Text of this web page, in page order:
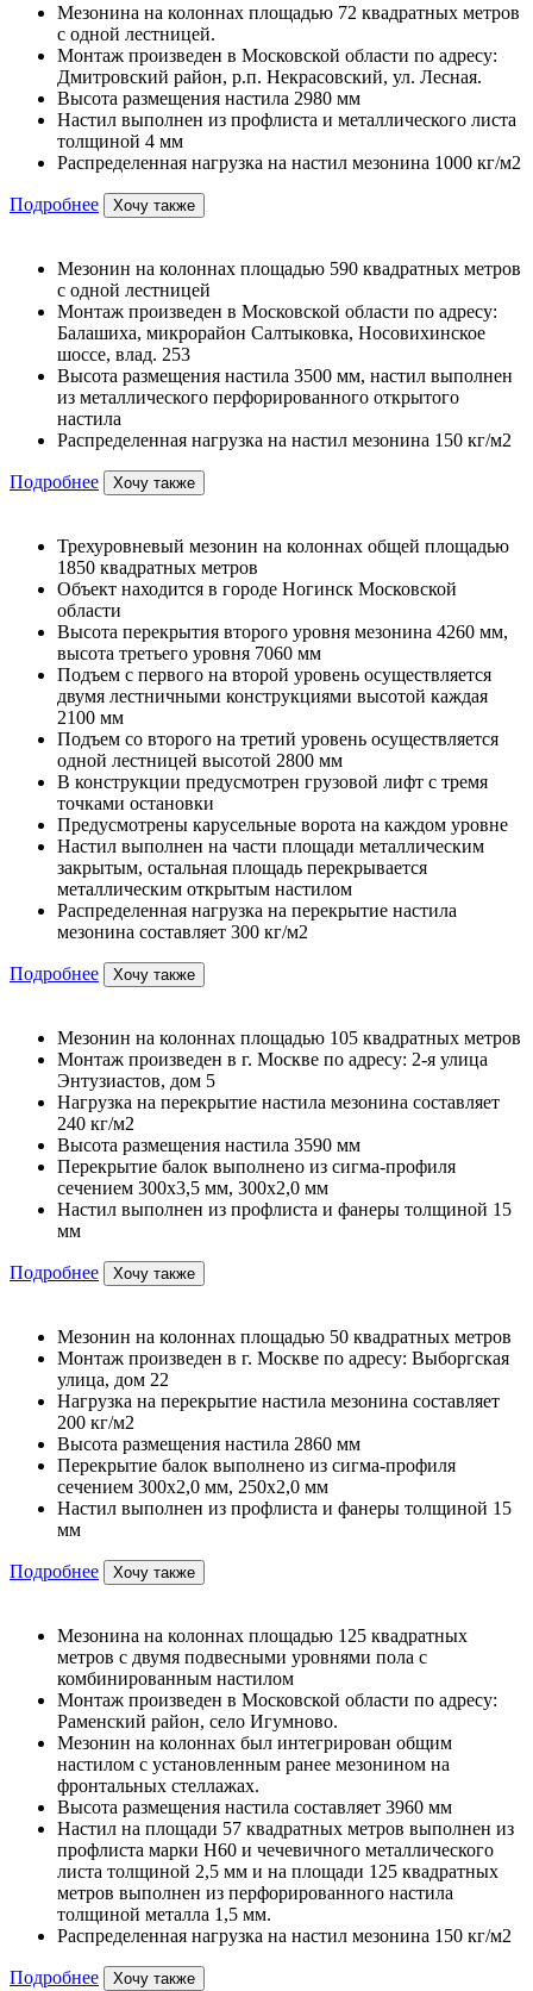
Мезонина на колоннах площадью 72 квадратных метров
с одной лестницей.
Монтаж произведен в Московской области по адресу:
Дмитровский район, р.п. Некрасовский, ул. Лесная.
Высота размещения настила 2980 мм
Настил выполнен из профлиста и металлического листа
толщиной 4 мм
Распределенная нагрузка на настил мезонина 1000 кг/м2
Подробнее Хочу также
Мезонин на колоннах площадью 590 квадратных метров
с одной лестницей
Монтаж произведен в Московской области по адресу:
Балашиха, микрорайон Салтыковка, Носовихинское
шоссе, влад. 253
Высота размещения настила 3500 мм, настил выполнен
из металлического перфорированного открытого
настила
Распределенная нагрузка на настил мезонина 150 кг/м2
Подробнее Хочу также
Трехуровневый мезонин на колоннах общей площадью
1850 квадратных метров
Объект находится в городе Ногинск Московской
области
Высота перекрытия второго уровня мезонина 4260 мм,
высота третьего уровня 7060 мм
Подъем с первого на второй уровень осуществляется
двумя лестничными конструкциями высотой каждая
2100 мм
Подъем со второго на третий уровень осуществляется
одной лестницей высотой 2800 мм
В конструкции предусмотрен грузовой лифт с тремя
точками остановки
Предусмотрены карусельные ворота на каждом уровне
Настил выполнен на части площади металлическим
закрытым, остальная площадь перекрывается
металлическим открытым настилом
Распределенная нагрузка на перекрытие настила
мезонина составляет 300 кг/м2
Подробнее Хочу также
Мезонин на колоннах площадью 105 квадратных метров
Монтаж произведен в г. Москве по адресу: 2-я улица
Энтузиастов, дом 5
Нагрузка на перекрытие настила мезонина составляет
240 кг/м2
Высота размещения настила 3590 мм
Перекрытие балок выполнено из сигма-профиля
сечением 300х3,5 мм, 300х2,0 мм
Настил выполнен из профлиста и фанеры толщиной 15
мм
Подробнее Хочу также
Мезонин на колоннах площадью 50 квадратных метров
Монтаж произведен в г. Москве по адресу: Выборгская
улица, дом 22
Нагрузка на перекрытие настила мезонина составляет
200 кг/м2
Высота размещения настила 2860 мм
Перекрытие балок выполнено из сигма-профиля
сечением 300х2,0 мм, 250х2,0 мм
Настил выполнен из профлиста и фанеры толщиной 15
мм
Подробнее Хочу также
Мезонина на колоннах площадью 125 квадратных
метров с двумя подвесными уровнями пола с
комбинированным настилом
Монтаж произведен в Московской области по адресу:
Раменский район, село Игумново.
Мезонин на колоннах был интегрирован общим
настилом с установленным ранее мезонином на
фронтальных стеллажах.
Высота размещения настила составляет 3960 мм
Настил на площади 57 квадратных метров выполнен из
профлиста марки Н60 и чечевичного металлического
листа толщиной 2,5 мм и на площади 125 квадратных
метров выполнен из перфорированного настила
толщиной металла 1,5 мм.
Распределенная нагрузка на настил мезонина 150 кг/м2
Подробнее Хочу также